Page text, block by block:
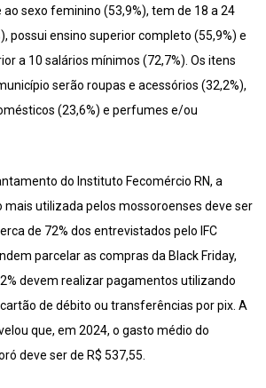
ao sexo feminino (53,9%), tem de 18 a 24
possui ensino superior completo (55,9%) e
a 10 salários mínimos (72,7%). Os itens
serão roupas e acessórios (32,2%),
(23,6%) e perfumes e/ou
do Instituto Fecomércio RN, a
utilizada pelos mossoroenses deve ser
de 72% dos entrevistados pelo IFC
parcelar as compras da Black Friday,
devem realizar pagamentos utilizando
de débito ou transferências por pix. A
que, em 2024, o gasto médio do
deve ser de R$ 537,55.